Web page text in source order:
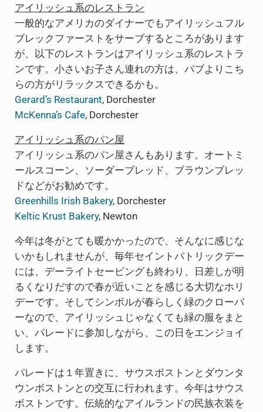
アイリッシュ系のレストラン
一般的なアメリカのダイナーでもアイリッシュフル
ブレックファーストをサーブするところがあります
が、以下のレストランはアイリッシュ系のレストラ
ンです。小さいお子さん連れの方は、パブよりこち
らの方がリラックスできるかも。
Gerard’s Restaurant, Dorchester
McKenna’s Cafe, Dorchester
アイリッシュ系のパン屋
アイリッシュ系のパン屋さんもあります。オートミ
ールスコーン、ソーダーブレッド、ブラウンブレッ
ドなどがお勧めです。
Greenhills Irish Bakery, Dorchester
Keltic Krust Bakery, Newton
今年は冬がとても暖かかったので、そんなに感じな
いかもしれませんが、毎年セイントパトリックデー
には、デーライトセービングも終わり、日差しが明
るくなりだすので春が近いことを感じる大切なホリ
デーです。そしてシンボルが春らしく緑のクローバ
ーなので、アイリッシュじゃなくても緑の服をまと
い、パレードに参加しながら、この日をエンジョイ
します。
パレードは１年置きに、サウスボストンとダウンタ
ウンボストンとの交互に行われます。今年はサウス
ボストンです。伝統的なアイルランドの民族衣装を